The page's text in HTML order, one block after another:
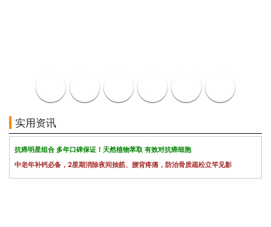
实用资讯
抗癌明星组合 多年口碑保证！天然植物萃取 有效对抗癌细胞
中老年补钙必备，2星期消除夜间抽筋、腰背疼痛，防治骨质疏松立竿见影